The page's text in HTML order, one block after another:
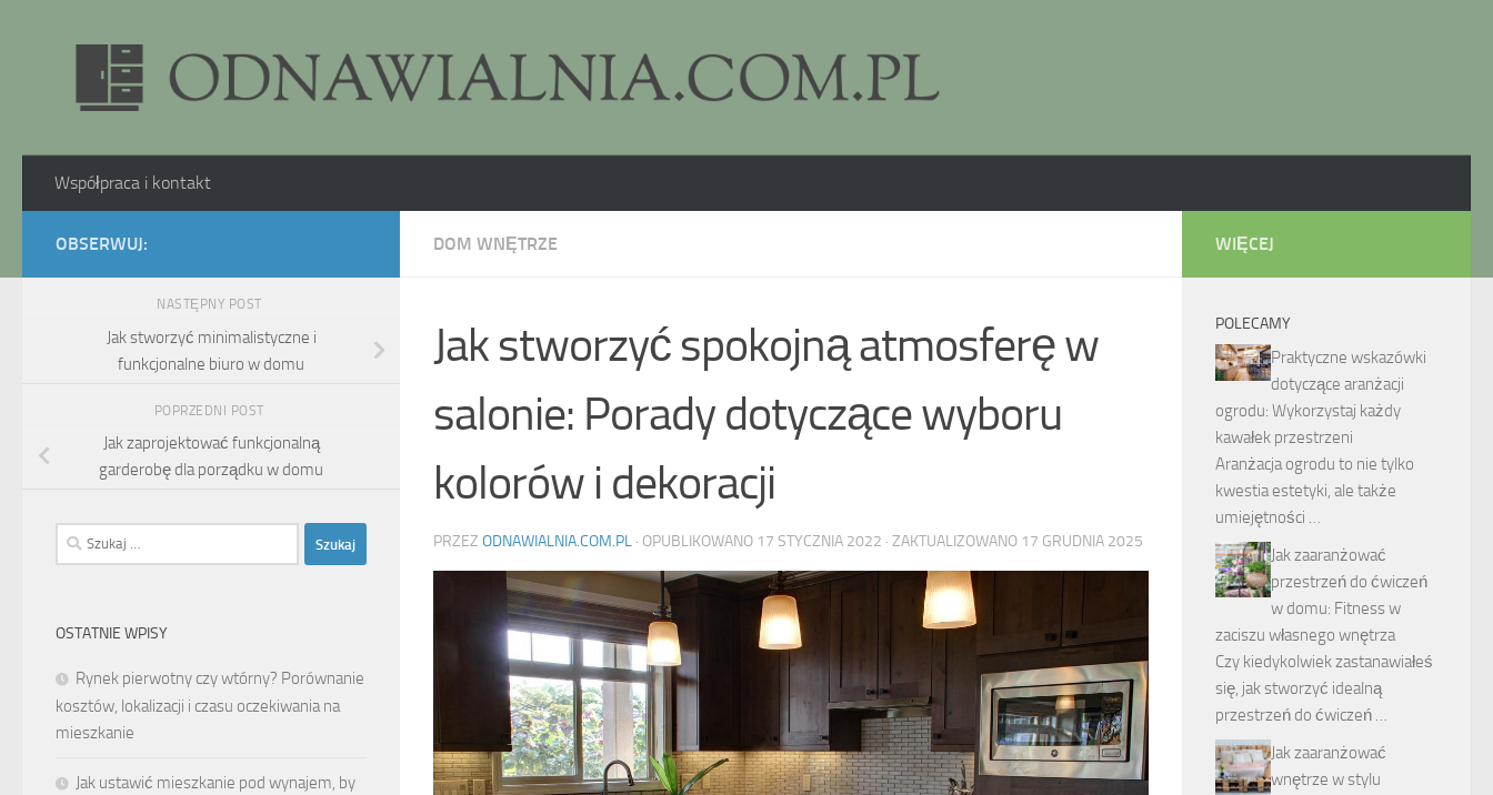
Współpraca i kontakt
DOM WNĘTRZE
Jak stworzyć spokojną atmosferę w
salonie: Porady dotyczące wyboru
kolorów i dekoracji
PRZEZ ODNAWIALNIA.COM.PL · OPUBLIKOWANO 17 STYCZNIA 2022 · ZAKTUALIZOWANO 17 GRUDNIA 2025
OBSERWUJ:
NASTĘPNY POST
Jak stworzyć minimalistyczne i
funkcjonalne biuro w domu
POPRZEDNI POST
Jak zaprojektować funkcjonalną
garderobę dla porządku w domu
Szukaj:
OSTATNIE WPISY
Rynek pierwotny czy wtórny? Porównanie
kosztów, lokalizacji i czasu oczekiwania na
mieszkanie
Jak ustawić mieszkanie pod wynajem, by
WIĘCEJ
POLECAMY
Praktyczne wskazówki
dotyczące aranżacji
ogrodu: Wykorzystaj każdy
kawałek przestrzeni
Aranżacja ogrodu to nie tylko
kwestia estetyki, ale także
umiejętności …
Jak zaaranżować
przestrzeń do ćwiczeń
w domu: Fitness w
zaciszu własnego wnętrza
Czy kiedykolwiek zastanawiałeś
się, jak stworzyć idealną
przestrzeń do ćwiczeń …
Jak zaaranżować
wnętrze w stylu